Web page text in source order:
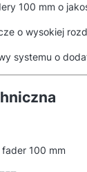
100 mm o
o wysokiej
systemu o
100 mm